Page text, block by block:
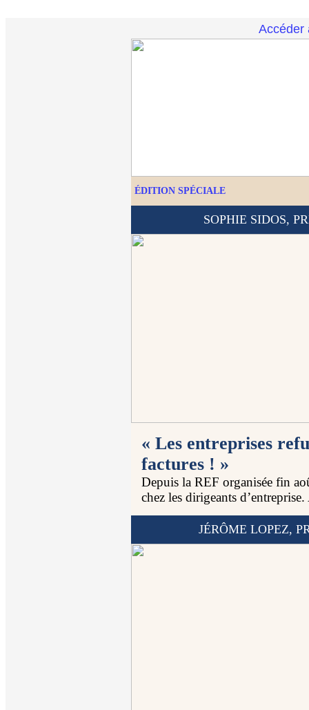
Accéder
ÉDITION SPÉCIALE
SOPHIE SIDOS,
« Les entreprises
factures ! »
Depuis la REF organisée fin
chez les dirigeants
JÉRÔME LOPEZ,